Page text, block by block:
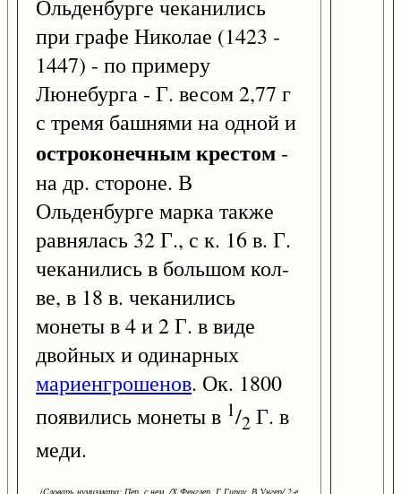
Ольденбурге чеканились
при графе Николае (1423 -
1447) - по примеру
Люнебурга - Г. весом 2,77 г
с тремя башнями на одной и
остроконечным крестом -
на др. стороне. В
Ольденбурге марка также
равнялась 32 Г., с к. 16 в. Г.
чеканились в большом кол-
ве, в 18 в. чеканились
монеты в 4 и 2 Г. в виде
двойных и одинарных
мариенгрошенов. Ок. 1800
появились монеты в 1/2 Г. в
меди.
(Словарь нумизмата: Пер. с нем. /Х.Фенглер, Г.Гироу, В.Унгер/ 2-е